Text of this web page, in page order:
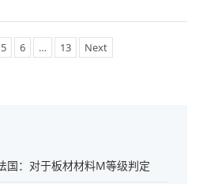
5 6 … 13 Next
国：对于板材材料M等级判定